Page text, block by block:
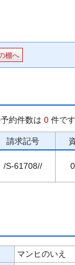
棚へ
約件数は 0 件です
請求記号
/S-61708//
マンヒのいえ